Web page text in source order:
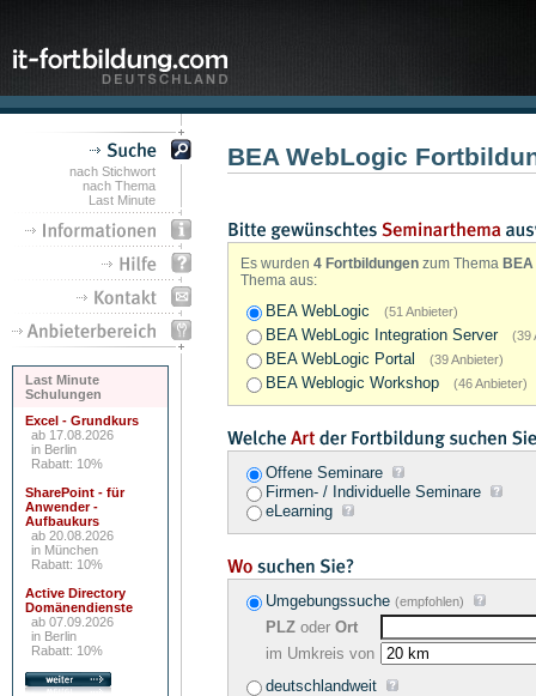
nach Stichwort
nach Thema
Last Minute
Last Minute
Schulungen
Excel - Grundkurs
ab 17.08.2026
in Berlin
Rabatt: 10%
SharePoint - für
Anwender -
Aufbaukurs
ab 20.08.2026
in München
Rabatt: 10%
Active Directory
Domänendienste
ab 07.09.2026
in Berlin
Rabatt: 10%
BEA WebLogic
Es wurden 4 Fortbildungen zum Thema
Thema aus:
BEA WebLogic (51 Anbieter)
BEA WebLogic Integration Server (39
BEA WebLogic Portal (39 Anbieter)
BEA Weblogic Workshop (46 Anbieter)
Offene Seminare
Firmen- / Individuelle Seminare
eLearning
Umgebungssuche (empfohlen)
PLZ oder Ort
im Umkreis von
deutschlandweit